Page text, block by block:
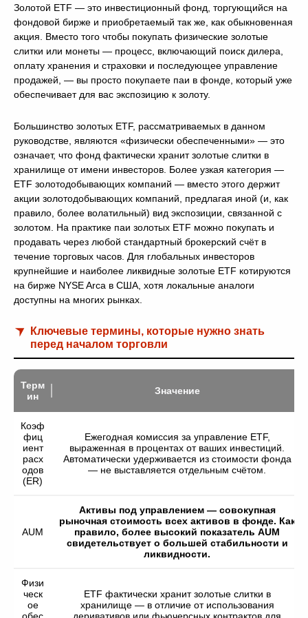
Золотой ETF — это инвестиционный фонд, торгующийся на
фондовой бирже и приобретаемый так же, как обыкновенная
акция. Вместо того чтобы покупать физические золотые
слитки или монеты — процесс, включающий поиск дилера,
оплату хранения и страховки и последующее управление
продажей, — вы просто покупаете паи в фонде, который уже
обеспечивает для вас экспозицию к золоту.
Большинство золотых ETF, рассматриваемых в данном
руководстве, являются «физически обеспеченными» — это
означает, что фонд фактически хранит золотые слитки в
хранилище от имени инвесторов. Более узкая категория —
ETF золотодобывающих компаний — вместо этого держит
акции золотодобывающих компаний, предлагая иной (и, как
правило, более волатильный) вид экспозиции, связанной с
золотом. На практике паи золотых ETF можно покупать и
продавать через любой стандартный брокерский счёт в
течение торговых часов. Для глобальных инвесторов
крупнейшие и наиболее ликвидные золотые ETF котируются
на бирже NYSE Arca в США, хотя локальные аналоги
доступны на многих рынках.
Ключевые термины, которые нужно знать
перед началом торговли
Терм
ин
Значение
Коэф
фиц
иент
расх
одов
(ER)
Ежегодная комиссия за управление ETF,
выраженная в процентах от ваших инвестиций.
Автоматически удерживается из стоимости фонда
— не выставляется отдельным счётом.
AUM
Активы под управлением — совокупная
рыночная стоимость всех активов в фонде. Как
правило, более высокий показатель AUM
свидетельствует о большей стабильности и
ликвидности.
Физи
ческ
ое
ETF фактически хранит золотые слитки в
хранилище — в отличие от использования